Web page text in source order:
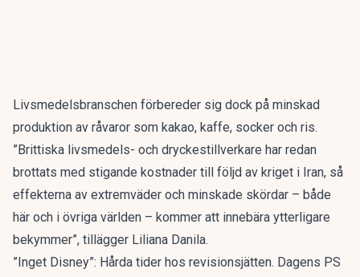
Livsmedelsbranschen förbereder sig dock på minskad
produktion av råvaror som kakao, kaffe, socker och ris.
”Brittiska livsmedels- och dryckestillverkare har redan
brottats med stigande kostnader till följd av kriget i Iran, så
effekterna av extremväder och minskade skördar – både
här och i övriga världen – kommer att innebära ytterligare
bekymmer”, tillägger Liliana Danila.
”Inget Disney”: Hårda tider hos revisionsjätten. Dagens PS